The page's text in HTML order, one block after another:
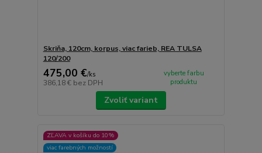
Skriňa, 120cm, korpus, viac farieb, REA TULSA
120/200
475,00 €/ks
386,18 € bez DPH
vyberte farbu
produktu
Zvoliť variant
ZĽAVA v košíku do 10%
viac farebných možností